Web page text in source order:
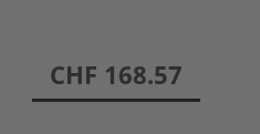
preis
CHF 168.57